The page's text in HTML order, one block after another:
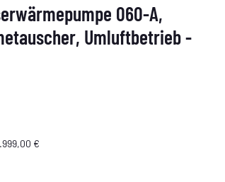
060-A,
Umluftbetrieb -
€